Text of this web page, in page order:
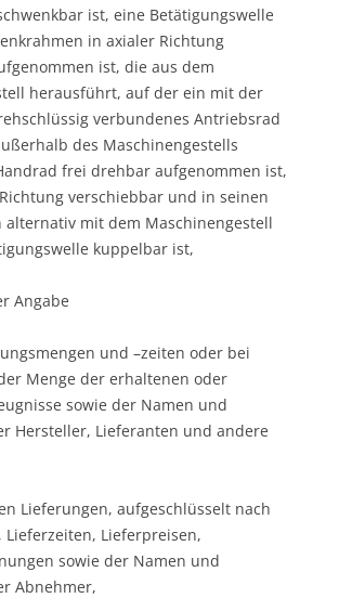
ist, eine Betätigungswelle
in axialer Richtung
ist, die aus dem
herausführt, auf der ein mit der
verbundenes Antriebsrad
des Maschinengestells
frei drehbar aufgenommen ist,
verschiebbar und in seinen
alternativ mit dem Maschinengestell
kuppelbar ist,
Angabe
und –zeiten oder bei
Menge der erhaltenen oder
sowie der Namen und
Hersteller, Lieferanten und andere
Lieferungen, aufgeschlüsselt nach
Lieferzeiten, Lieferpreisen,
sowie der Namen und
Abnehmer,